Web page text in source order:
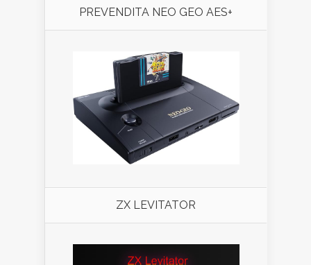
PREVENDITA NEO GEO AES+
ZX LEVITATOR